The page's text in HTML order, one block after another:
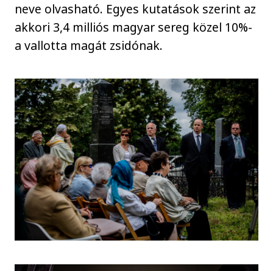
neve olvasható. Egyes kutatások szerint az
akkori 3,4 milliós magyar sereg közel 10%-
a vallotta magát zsidónak.